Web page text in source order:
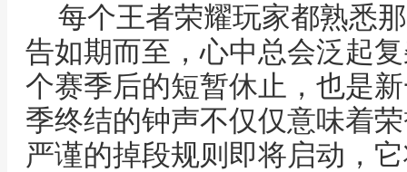
每个王者荣耀玩家都熟悉
告如期而至，心中总会泛起
个赛季后的短暂休止，也是
季终结的钟声不仅仅意味着
严谨的掉段规则即将启动，